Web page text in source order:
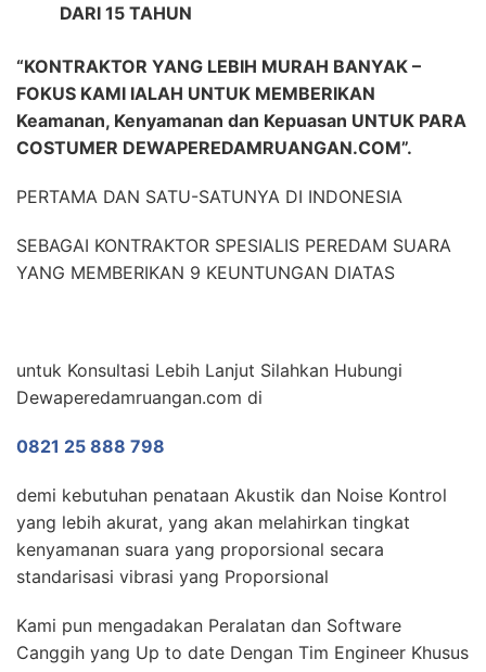
DARI 15 TAHUN
“KONTRAKTOR YANG LEBIH MURAH BANYAK –
FOKUS KAMI IALAH UNTUK MEMBERIKAN
Keamanan, Kenyamanan dan Kepuasan UNTUK PARA
COSTUMER DEWAPEREDAMRUANGAN.COM”.
PERTAMA DAN SATU-SATUNYA DI INDONESIA
SEBAGAI KONTRAKTOR SPESIALIS PEREDAM SUARA
YANG MEMBERIKAN 9 KEUNTUNGAN DIATAS
untuk Konsultasi Lebih Lanjut Silahkan Hubungi
Dewaperedamruangan.com di
0821 25 888 798
demi kebutuhan penataan Akustik dan Noise Kontrol
yang lebih akurat, yang akan melahirkan tingkat
kenyamanan suara yang proporsional secara
standarisasi vibrasi yang Proporsional
Kami pun mengadakan Peralatan dan Software
Canggih yang Up to date Dengan Tim Engineer Khusus